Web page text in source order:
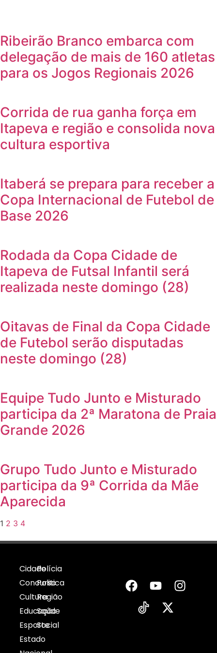
Ribeirão Branco embarca com
delegação de mais de 160 atletas
para os Jogos Regionais 2026
Corrida de rua ganha força em
Itapeva e região e consolida nova
cultura esportiva
Itaberá se prepara para receber a
Copa Internacional de Futebol de
Base 2026
Rodada da Copa Cidade de
Itapeva de Futsal Infantil será
realizada neste domingo (28)
Oitavas de Final da Copa Cidade
de Futebol serão disputadas
neste domingo (28)
Equipe Tudo Junto e Misturado
participa da 2ª Maratona de Praia
Grande 2026
Grupo Tudo Junto e Misturado
participa da 9ª Corrida da Mãe
Aparecida
1 2 3 4
Cidade
Concurso
Cultura
Educação
Esporte
Estado
Polícia
Politica
Região
Saúde
Social